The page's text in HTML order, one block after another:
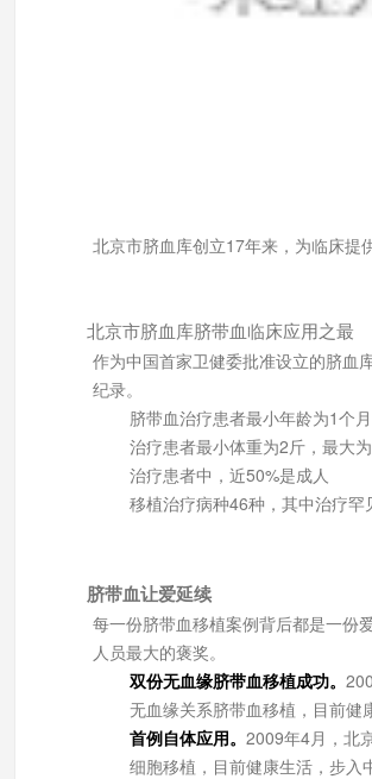
北京市脐血库创立17年来，为临床提
北京市脐血库脐带血临床应用之最
作为中国首家卫健委批准设立的脐血
纪录。
脐带血治疗患者最小年龄为1个
治疗患者最小体重为2斤，最大
治疗患者中，近50%是成人
移植治疗病种46种，其中治疗罕
脐带血让爱延续
每一份脐带血移植案例背后都是一份
人员最大的褒奖。
双份无血缘脐带血移植成功。
无血缘关系脐带血移植，目前健
首例自体应用。 2009年4月，北
细胞移植，目前健康生活，步入